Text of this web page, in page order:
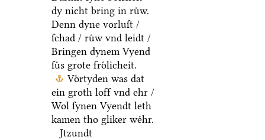
dy nicht bring in ruͤw.
Denn dyne vorluſt /
ſchad / ruͤw vnd leidt /
Bringen dynem Vyend
ſuͤs grote froͤlicheit.
Voͤrtyden was dat
ein groth loff vnd ehr /
Wol ſynen Vyendt leth
kamen tho gliker weͤhr.
Jtzundt